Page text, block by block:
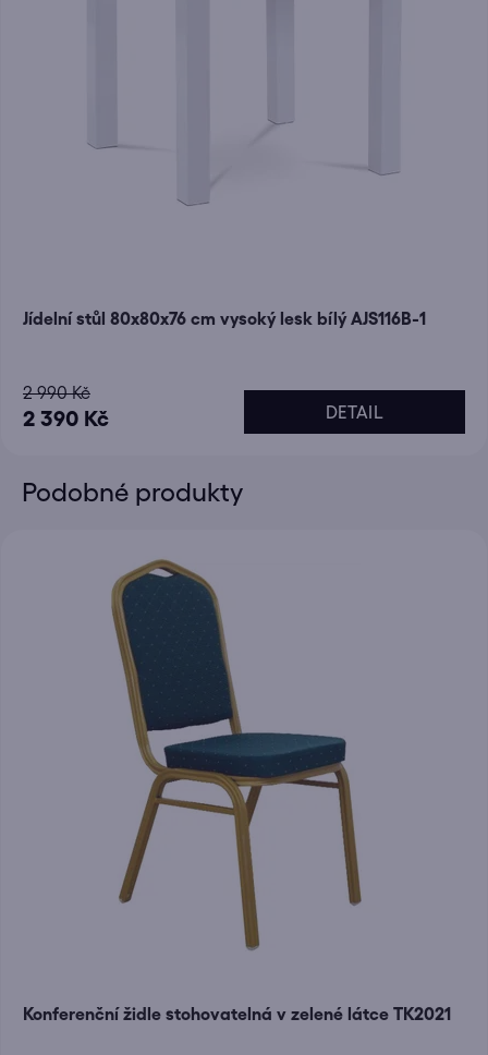
Jídelní stůl 80x80x76 cm vysoký lesk bílý AJS116B-1
2 390 Kč
2 990 Kč
DETAIL
Podobné produkty
Konferenční židle stohovatelná v zelené látce TK2021